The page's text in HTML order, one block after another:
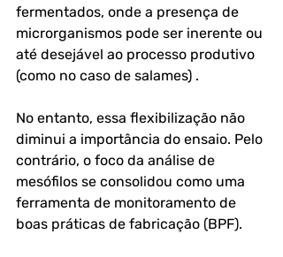
fermentados, onde a presença de
microrganismos pode ser inerente ou
até desejável ao processo produtivo
(como no caso de salames) .
No entanto, essa flexibilização não
diminui a importância do ensaio. Pelo
contrário, o foco da análise de
mesófilos se consolidou como uma
ferramenta de monitoramento de
boas práticas de fabricação (BPF).